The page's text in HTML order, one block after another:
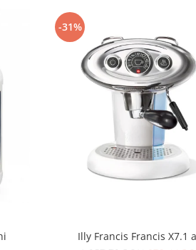
-31%
Illy Francis Francis X7.1